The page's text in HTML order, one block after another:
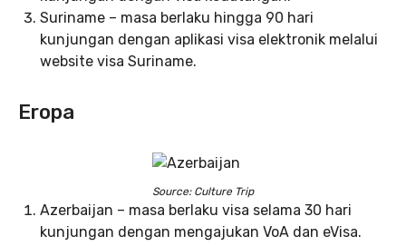
Suriname – masa berlaku hingga 90 hari
kunjungan dengan aplikasi visa elektronik melalui
website visa Suriname.
Eropa
Source: Culture Trip
Azerbaijan – masa berlaku visa selama 30 hari
kunjungan dengan mengajukan VoA dan eVisa.